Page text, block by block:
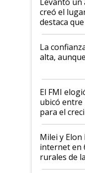
creó el
destaca
plata a un
Juan Félix
que de una
de Milei
La
alta,
El FMI
ubicó entre
para el
Milei y
internet en
rurales de
a un